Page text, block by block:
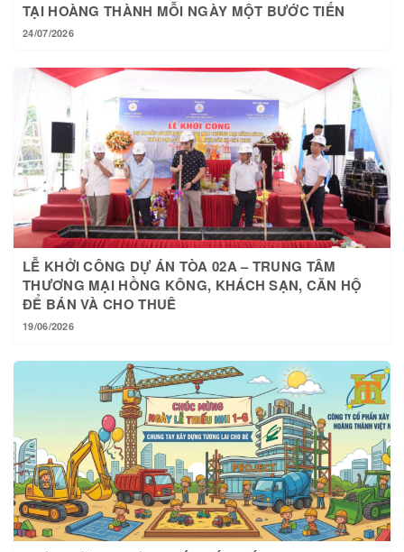
24/07/2026
LỄ KHỞI CÔNG DỰ ÁN TÒA 02A – TRUNG TÂM
THƯƠNG MẠI HỒNG KÔNG, KHÁCH SẠN, CĂN HỘ
ĐỂ BÁN VÀ CHO THUÊ
19/06/2026
CHÀO MỪNG NGÀY QUỐC TẾ THIẾU NHI 01/06 –